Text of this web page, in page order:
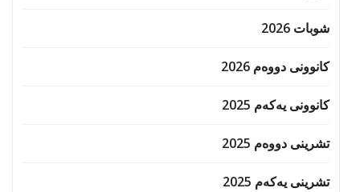
شوبات 2026
کانوونی دووەم 2026
کانوونی یەکەم 2025
تشرینی دووەم 2025
تشرینی یەکەم 2025